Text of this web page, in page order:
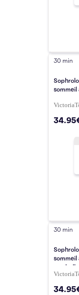
30 min
sommeil
Victoria
30 min
sommeil
une
Victoria